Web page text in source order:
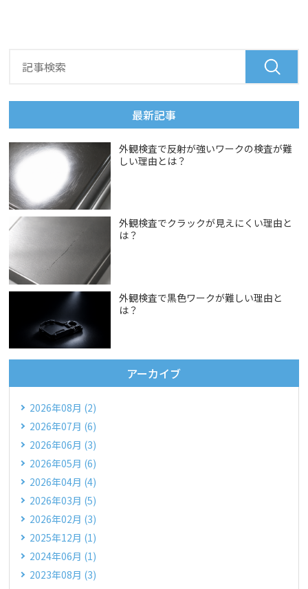
最新記事
外観検査で反射が強いワークの検査が難
しい理由とは？
外観検査でクラックが見えにくい理由と
は？
外観検査で黒色ワークが難しい理由と
は？
アーカイブ
2026年08月 (2)
2026年07月 (6)
2026年06月 (3)
2026年05月 (6)
2026年04月 (4)
2026年03月 (5)
2026年02月 (3)
2025年12月 (1)
2024年06月 (1)
2023年08月 (3)